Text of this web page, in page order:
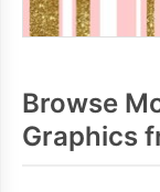
Browse
Graphics